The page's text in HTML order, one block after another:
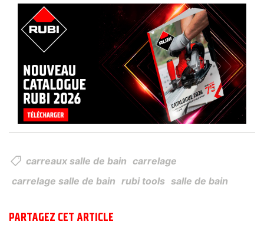
carreaux salle de bain carrelage
carrelage salle de bain rubi tools salle de bain
PARTAGEZ CET ARTICLE